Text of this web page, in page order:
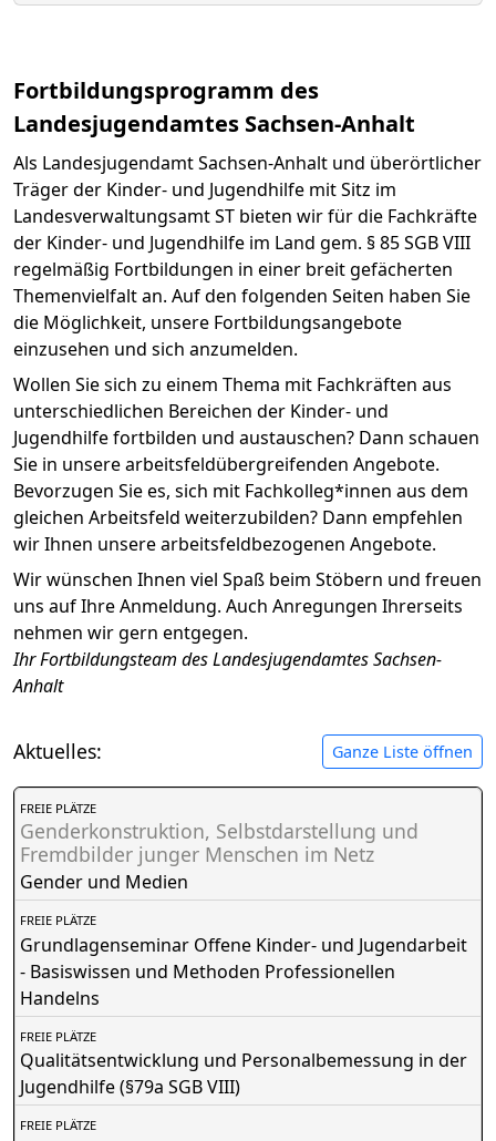
Fortbildungsprogramm des
Landesjugendamtes Sachsen-Anhalt
Als Landesjugendamt Sachsen-Anhalt und überörtlicher
Träger der Kinder- und Jugendhilfe mit Sitz im
Landesverwaltungsamt ST bieten wir für die Fachkräfte
der Kinder- und Jugendhilfe im Land gem. § 85 SGB VIII
regelmäßig Fortbildungen in einer breit gefächerten
Themenvielfalt an. Auf den folgenden Seiten haben Sie
die Möglichkeit, unsere Fortbildungsangebote
einzusehen und sich anzumelden.
Wollen Sie sich zu einem Thema mit Fachkräften aus
unterschiedlichen Bereichen der Kinder- und
Jugendhilfe fortbilden und austauschen? Dann schauen
Sie in unsere arbeitsfeldübergreifenden Angebote.
Bevorzugen Sie es, sich mit Fachkolleg*innen aus dem
gleichen Arbeitsfeld weiterzubilden? Dann empfehlen
wir Ihnen unsere arbeitsfeldbezogenen Angebote.
Wir wünschen Ihnen viel Spaß beim Stöbern und freuen
uns auf Ihre Anmeldung. Auch Anregungen Ihrerseits
nehmen wir gern entgegen.
Ihr Fortbildungsteam des Landesjugendamtes Sachsen-
Anhalt
Aktuelles: Ganze Liste öffnen
FREIE PLÄTZE
Genderkonstruktion, Selbstdarstellung und
Fremdbilder junger Menschen im Netz
Gender und Medien
FREIE PLÄTZE
Grundlagenseminar Offene Kinder- und Jugendarbeit
- Basiswissen und Methoden Professionellen
Handelns
FREIE PLÄTZE
Qualitätsentwicklung und Personalbemessung in der
Jugendhilfe (§79a SGB VIII)
FREIE PLÄTZE